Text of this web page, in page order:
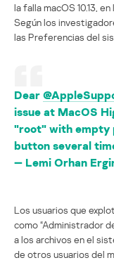
la falla macOS 10.13,
Según los
las Preferencias del
Dear
issue at MacOS
"root" with empty
button several
— Lemi Orhan
Los usuarios que
como “Administrador
a los archivos en el
de otros usuarios del